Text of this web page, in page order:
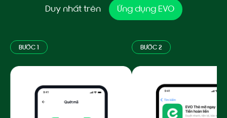
Duy nhất trên Ứng dụng EVO
BƯỚC 1 BƯỚC 2